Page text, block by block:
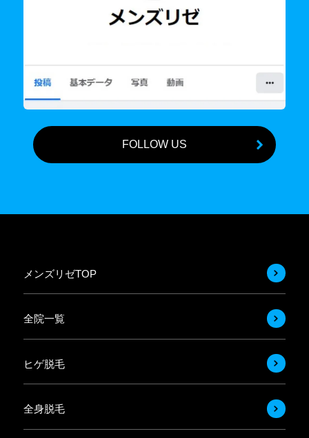
FOLLOW US
メンズリゼTOP
全院一覧
ヒゲ脱毛
全身脱毛